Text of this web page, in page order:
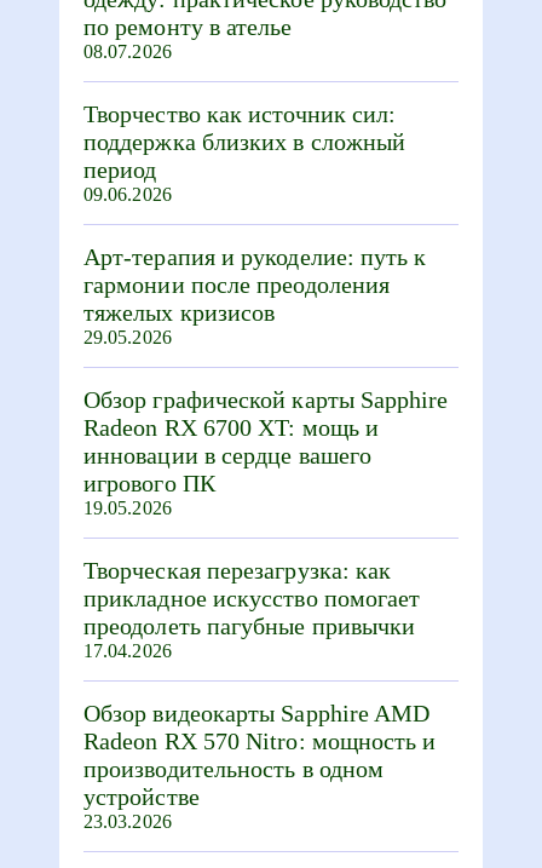
по ремонту в ателье
08.07.2026
Творчество как источник сил:
поддержка близких в сложный
период
09.06.2026
Арт-терапия и рукоделие: путь к
гармонии после преодоления
тяжелых кризисов
29.05.2026
Обзор графической карты Sapphire
Radeon RX 6700 XT: мощь и
инновации в сердце вашего
игрового ПК
19.05.2026
Творческая перезагрузка: как
прикладное искусство помогает
преодолеть пагубные привычки
17.04.2026
Обзор видеокарты Sapphire AMD
Radeon RX 570 Nitro: мощность и
производительность в одном
устройстве
23.03.2026